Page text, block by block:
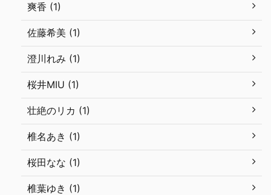
爽香 (1)
佐藤希美 (1)
澄川れみ (1)
桜井MIU (1)
壮絶のリカ (1)
椎名あき (1)
桜田なな (1)
椎葉ゆき (1)